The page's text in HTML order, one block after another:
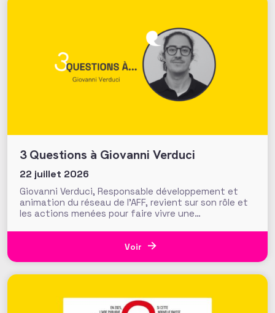
3 Questions à Giovanni Verduci
22 juillet 2026
Giovanni Verduci, Responsable développement et
animation du réseau de l’AFF, revient sur son rôle et
les actions menées pour faire vivre une
L’AFF c’est une équipe, mais c’est aussi et surtout
un réseau. Vous, nos 1350 adhérents, faites la
Voir